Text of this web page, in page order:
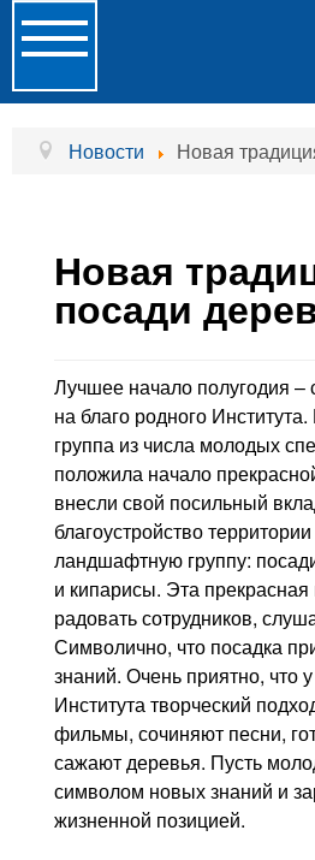
Toggle
Navigation
Главная
Образовательные
Контакты
Блог
Новости Новая
Новая
посади
Лучшее начало полугодия –
на благо родного
группа из числа молодых
положила начало
внесли свой посильный
благоустройство
ландшафтную группу:
и кипарисы. Эта прекрасная
радовать сотрудников,
Символично, что посадка
знаний. Очень приятно, что
Института творческий
фильмы, сочиняют песни,
сажают деревья. Пусть
символом новых знаний и
жизненной позицией.